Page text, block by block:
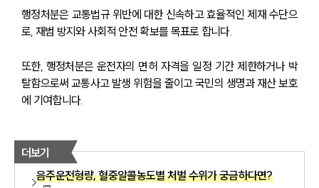
행정처분은 교통법규 위반에 대한 신속하고 효율적인 제재 수단으
로, 재범 방지와 사회적 안전 확보를 목표로 합니다.
또한, 행정처분은 운전자의 면허 자격을 일정 기간 제한하거나 박
탈함으로써 교통사고 발생 위험을 줄이고 국민의 생명과 재산 보호
에 기여합니다.
더보기
음주운전형량, 혈중알콜농도별 처벌 수위가 궁금하다면?